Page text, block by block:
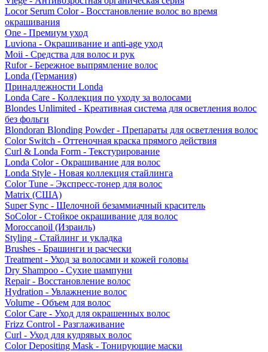
Locor Serum Color - Восстановление волос во время
окрашивания
One - Премиум уход
Luviona - Окрашивание и anti-age уход
Moii - Средства для волос и рук
Rufor - Бережное выпрямление волос
Londa (Германия)
Принадлежности Londa
Londa Care - Коллекция по уходу за волосами
Blondes Unlimited - Креативная система для осветления волос
без фольги
Blondoran Blonding Powder - Препараты для осветления волос
Color Switch - Оттеночная краска прямого действия
Curl & Londa Form - Текстурирование
Londa Color - Окрашивание для волос
Londa Style - Новая коллекция стайлинга
Color Tune - Экспресс-тонер для волос
Matrix (США)
Super Sync - Щелочной безаммиачный краситель
SoColor - Стойкое окрашивание для волос
Moroccanoil (Израиль)
Styling - Стайлинг и укладка
Brushes - Брашинги и расчески
Treatment - Уход за волосами и кожей головы
Dry Shampoo - Сухие шампуни
Repair - Восстановление волос
Hydration - Увлажнение волос
Volume - Объем для волос
Color Care - Уход для окрашенных волос
Frizz Control - Разглаживание
Curl - Уход для кудрявых волос
Color Depositing Mask - Тонирующие маски